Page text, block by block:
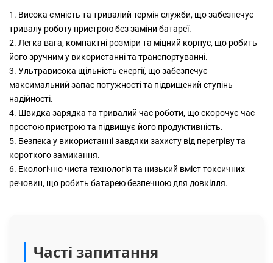
1. Висока ємність та тривалий термін служби, що забезпечує
тривалу роботу пристрою без заміни батареї.
2. Легка вага, компактні розміри та міцний корпус, що робить
його зручним у використанні та транспортуванні.
3. Ультрависока щільність енергії, що забезпечує
максимальний запас потужності та підвищений ступінь
надійності.
4. Швидка зарядка та тривалий час роботи, що скорочує час
простою пристрою та підвищує його продуктивність.
5. Безпека у використанні завдяки захисту від перегріву та
короткого замикання.
6. Екологічно чиста технологія та низький вміст токсичних
речовин, що робить батарею безпечною для довкілля.
Часті запитання